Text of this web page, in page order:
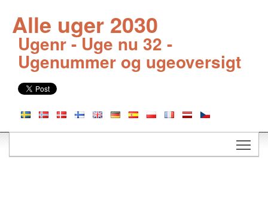
Alle uger 2030
Ugenr - Uge nu 32 -
Ugenummer og ugeoversigt